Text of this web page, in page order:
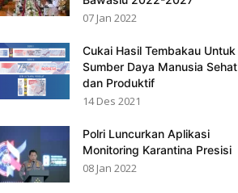
07 Jan 2022
Cukai Hasil Tembakau Untuk
Sumber Daya Manusia Sehat
dan Produktif
14 Des 2021
Polri Luncurkan Aplikasi
Monitoring Karantina Presisi
08 Jan 2022